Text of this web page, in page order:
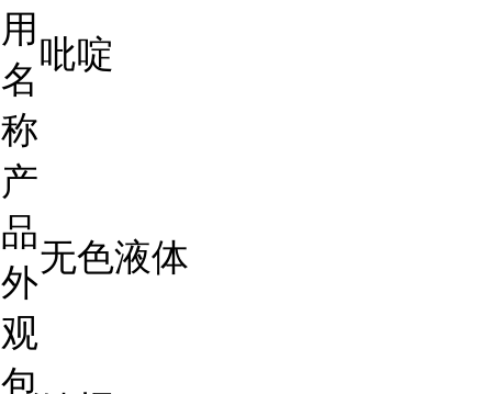
用
名
称
吡啶
产
品
外
观
无色液体
包